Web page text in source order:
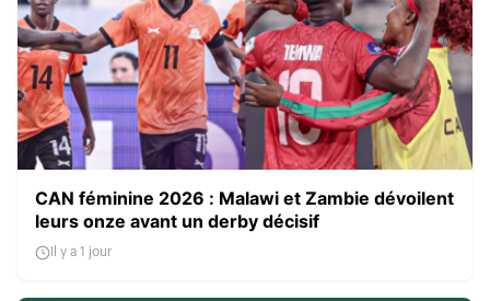
CAN féminine 2026 : Malawi et Zambie dévoilent
leurs onze avant un derby décisif
Il y a 1 jour